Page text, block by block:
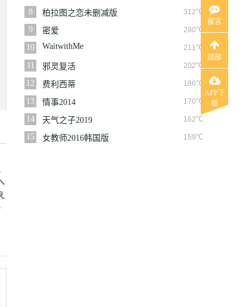
8
312℃
柏拉图之恋未删减版
9
280℃
密爱
10
211℃
WaitwithMe
11 202℃
邪灵复活
12
186℃
费利西蒂
13
170℃
情事2014
14
162℃
天气之子2019
15
159℃
女教师2016韩国版
留言
顶部
APP下
载